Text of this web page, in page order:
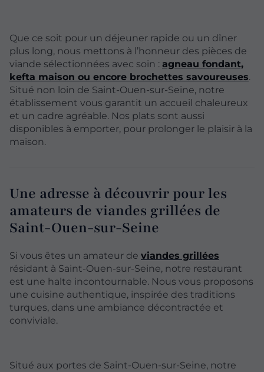
Que ce soit pour un déjeuner rapide ou un dîner
plus long, nous mettons à l’honneur des pièces de
viande sélectionnées avec soin : agneau fondant,
kefta maison ou encore brochettes savoureuses.
Situé non loin de Saint-Ouen-sur-Seine, notre
établissement vous garantit un accueil chaleureux
et un cadre agréable. Nos plats sont aussi
disponibles à emporter, pour prolonger le plaisir à la
maison.
Une adresse à découvrir pour les
amateurs de viandes grillées de
Saint-Ouen-sur-Seine
Si vous êtes un amateur de viandes grillées
résidant à Saint-Ouen-sur-Seine, notre restaurant
est une halte incontournable. Nous vous proposons
une cuisine authentique, inspirée des traditions
turques, dans une ambiance décontractée et
conviviale.
Situé aux portes de Saint-Ouen-sur-Seine, notre